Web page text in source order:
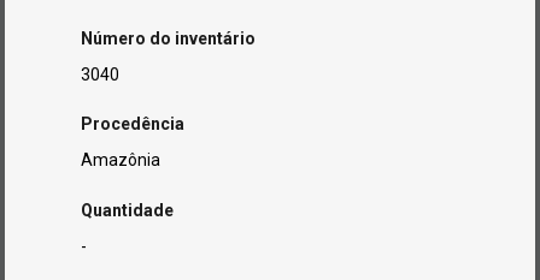
Número do inventário
3040
Procedência
Amazônia
Quantidade
-